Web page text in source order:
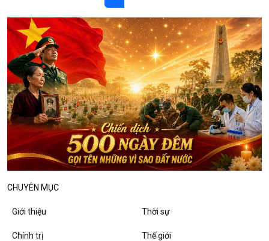
Dòng chảy sự kiện
Đối thoại
Diễn đàn chủ nhật
Chuyện đêm
CHUYÊN MỤC
Giới thiệu Thời sự
Chính trị Thế giới